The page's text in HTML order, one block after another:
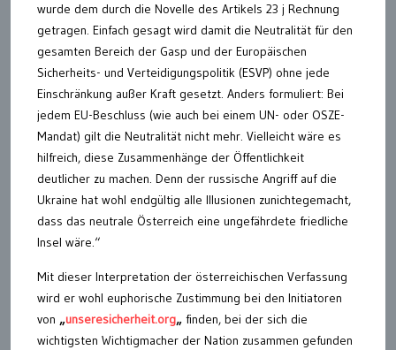
wurde dem durch die Novelle des Artikels 23 j Rechnung
getragen. Einfach gesagt wird damit die Neutralität für den
gesamten Bereich der Gasp und der Europäischen
Sicherheits- und Verteidigungspolitik (ESVP) ohne jede
Einschränkung außer Kraft gesetzt. Anders formuliert: Bei
jedem EU-Beschluss (wie auch bei einem UN- oder OSZE-
Mandat) gilt die Neutralität nicht mehr. Vielleicht wäre es
hilfreich, diese Zusammenhänge der Öffentlichkeit
deutlicher zu machen. Denn der russische Angriff auf die
Ukraine hat wohl endgültig alle Illusionen zunichtegemacht,
dass das neutrale Österreich eine ungefährdete friedliche
Insel wäre.“
Mit dieser Interpretation der österreichischen Verfassung
wird er wohl euphorische Zustimmung bei den Initiatoren
von „unseresicherheit.org„ finden, bei der sich die
wichtigsten Wichtigmacher der Nation zusammen gefunden